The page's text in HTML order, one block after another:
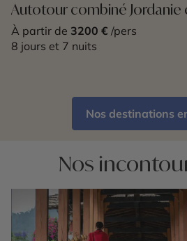
Autotour combiné Jordanie
À partir de 3200 € /pers
8 jours et 7 nuits
Nos destinations
Nos